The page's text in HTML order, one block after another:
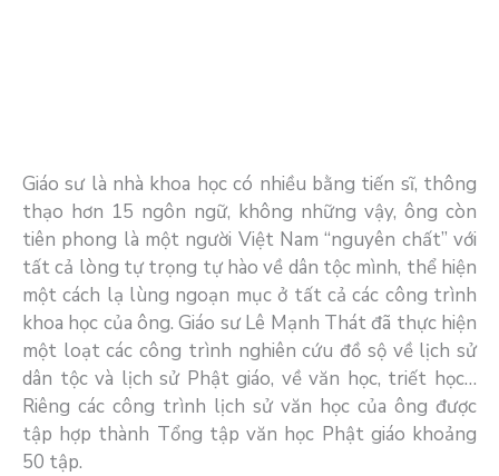
Giáo sư là nhà khoa học có nhiều bằng tiến sĩ, thông
thạo hơn 15 ngôn ngữ, không những vậy, ông còn
tiên phong là một người Việt Nam “nguyên chất” với
tất cả lòng tự trọng tự hào về dân tộc mình, thể hiện
một cách lạ lùng ngoạn mục ở tất cả các công trình
khoa học của ông. Giáo sư Lê Mạnh Thát đã thực hiện
một loạt các công trình nghiên cứu đồ sộ về lịch sử
dân tộc và lịch sử Phật giáo, về văn học, triết học…
Riêng các công trình lịch sử văn học của ông được
tập hợp thành Tổng tập văn học Phật giáo khoảng
50 tập.